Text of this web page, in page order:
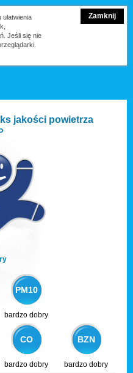
Zamknij
Jeśli się nie
jakości powietrza
PM10
bardzo dobry
CO BZN
bardzo dobry bardzo dobry